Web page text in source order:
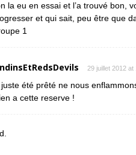
la eu en essai et l’a trouvé bon,
et qui sait, peu être que
1
29 juillet 2012 at
été prêté ne nous
a cette reserve !